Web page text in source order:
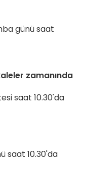
günü saat
zamanında
saat 10.30'da
saat 10.30'da